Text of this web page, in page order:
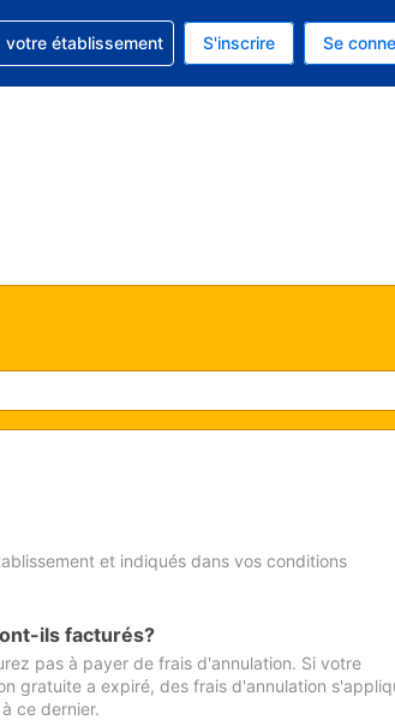
devise actuelle est celle-ci : EUR.
Votre langue actuelle est celle-ci :
l'aide concernant votre réservation
votre établissement S'inscrire Se
et indiqués dans vos conditions
ils facturés?
pas à payer de frais d'annulation. Si votre
gratuite a expiré, des frais d'annulation
ce dernier.